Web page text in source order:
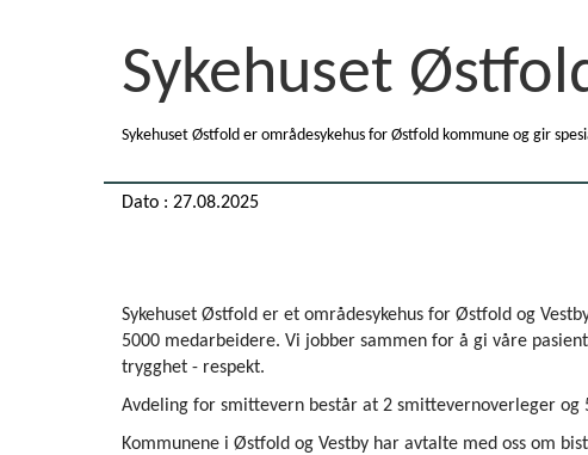
Sykehuset
Sykehuset Østfold er områdesykehus for Østfold kommune og gir
Dato : 27.08.2025
Sykehuset Østfold er et områdesykehus for Østfold og
5000 medarbeidere. Vi jobber sammen for å gi våre
trygghet - respekt.
Avdeling for smittevern består at 2 smittevernoverleger
Kommunene i Østfold og Vestby har avtalte med oss om